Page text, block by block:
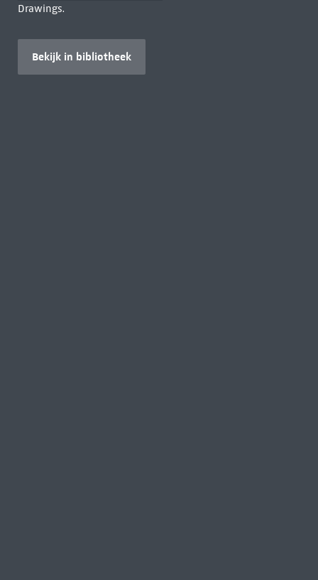
Drawings.
Bekijk in bibliotheek